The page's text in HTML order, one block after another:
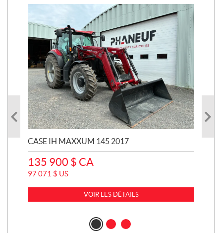
CASE IH MAXXUM 145 2017
135 900 $ CA
97 071 $ US
VOIR LES DÉTAILS